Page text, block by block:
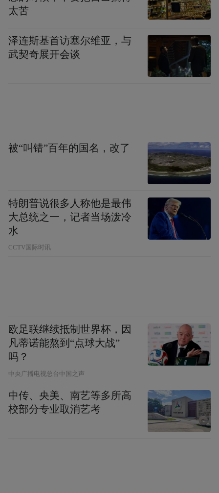
公里的距离，足以让你沉浸于湖天之间的宁
静。
图源永修县融媒体中心。 程应明 摄
沿着路线骑行，与成千上万的越冬候鸟不期
而遇。
（温汤镇—南惹古村）全长17.2公里，盘绕
太平山区，护栏如翠，路随山转，是周末出
游绝佳去处。
南惹古村安静地等在尽头，古树、老屋、溪
桥，仿佛时间在这里走得特别慢。
，全长33.7公里，这条
太苦
泽连斯基首访塞尔维亚，与
武契奇展开会谈
被“叫错”百年的国名，改了
特朗普说很多人称他是最伟
大总统之一，记者当场泼冷
水
CCTV国际时讯
欧足联继续抵制世界杯，因
凡蒂诺能熬到“点球大战”
吗？
中央广播电视总台中国之声
中传、央美、南艺等多所高
校部分专业取消艺考